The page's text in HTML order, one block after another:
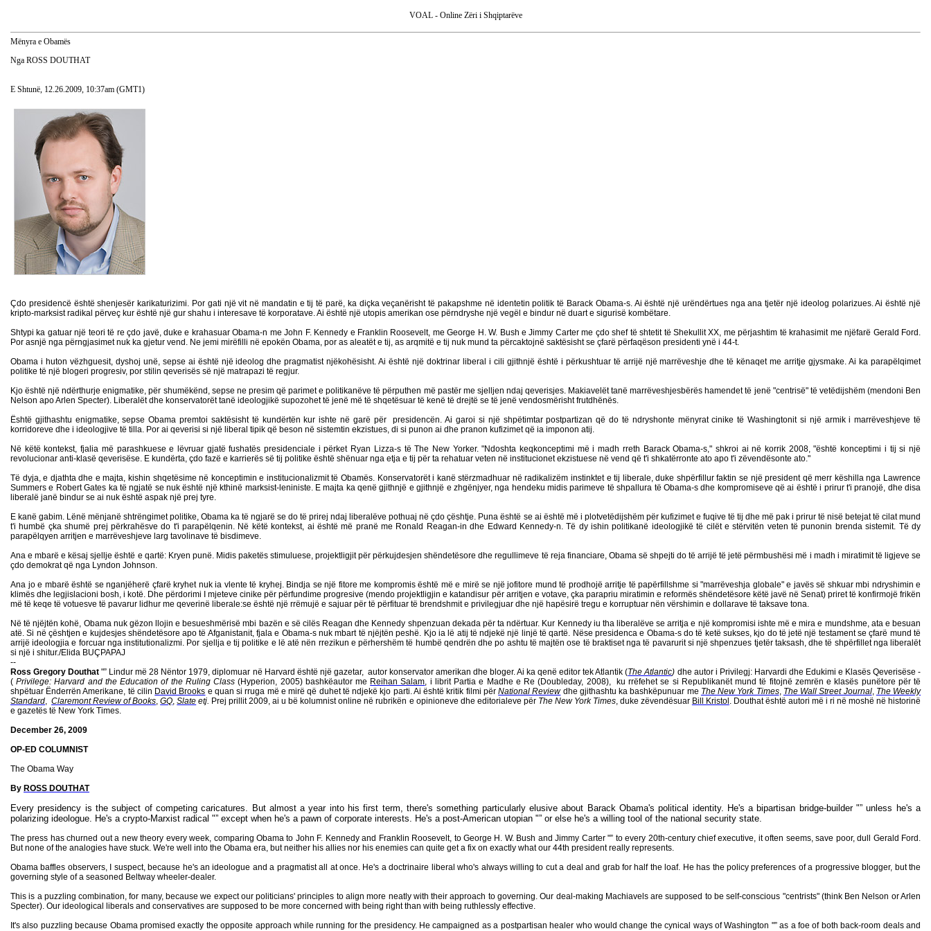
VOAL - Online Zëri i Shqiptarëve
Mënyra e Obamës
Nga ROSS DOUTHAT
E Shtunë, 12.26.2009, 10:37am (GMT1)
Çdo presidencë është shenjesër karikaturizimi. Por gati një vit në mandatin e tij të parë, ka diçka veçanërisht të pakapshme në identetin politik të Barack Obama-s. Ai është një urëndërtues nga ana tjetër një ideolog polarizues. Ai është një
kripto-marksist radikal përveç kur është një gur shahu i interesave të korporatave. Ai është një utopis amerikan ose përndryshe një vegël e bindur në duart e sigurisë kombëtare.
Shtypi ka gatuar një teori të re çdo javë, duke e krahasuar Obama-n me John F. Kennedy e Franklin Roosevelt, me George H. W. Bush e Jimmy Carter me çdo shef të shtetit të Shekullit XX, me përjashtim të krahasimit me njëfarë Gerald Ford.
Por asnjë nga përngjasimet nuk ka gjetur vend. Ne jemi mirëfilli në epokën Obama, por as aleatët e tij, as arqmitë e tij nuk mund ta përcaktojnë saktësisht se çfarë përfaqëson presidenti ynë i 44-t.
Obama i huton vëzhguesit, dyshoj unë, sepse ai është një ideolog dhe pragmatist njëkohësisht. Ai është një doktrinar liberal i cili gjithnjë është i përkushtuar të arrijë një marrëveshje dhe të kënaqet me arritje gjysmake. Ai ka parapëlqimet
politike të një blogeri progresiv, por stilin qeverisës së një matrapazi të regjur.
Kjo është një ndërthurje enigmatike, për shumëkënd, sepse ne presim që parimet e politikanëve të përputhen më pastër me sjelljen ndaj qeverisjes. Makiavelët tanë marrëveshjesbërës hamendet të jenë "centrisë" të vetëdijshëm (mendoni Ben
Nelson apo Arlen Specter). Liberalët dhe konservatorët tanë ideologjikë supozohet të jenë më të shqetësuar të kenë të drejtë se të jenë vendosmërisht frutdhënës.
Është gjithashtu enigmatike, sepse Obama premtoi saktësisht të kundërtën kur ishte në garë për
presidencën. Ai garoi si një shpëtimtar postpartizan që do të ndryshonte mënyrat cinike të Washingtonit si një armik i marrëveshjeve të
korridoreve dhe i ideologjive të tilla. Por ai qeverisi si një liberal tipik që beson në sistemtin ekzistues, di si punon ai dhe pranon kufizimet që ia imponon atij.
Në këtë kontekst, fjalia më parashkuese e lëvruar gjatë fushatës presidenciale i përket Ryan Lizza-s të The New Yorker. "Ndoshta keqkonceptimi më i madh rreth Barack Obama-s," shkroi ai në korrik 2008, "është konceptimi i tij si një
revolucionar anti-klasë qeverisëse. E kundërta, çdo fazë e karrierës së tij politike është shënuar nga etja e tij për ta rehatuar veten në institucionet ekzistuese në vend që t'i shkatërronte ato apo t'i zëvendësonte ato."
Të dyja, e djathta dhe e majta, kishin shqetësime në konceptimin e institucionalizmit të Obamës. Konservatorët i kanë stërzmadhuar në radikalizëm instinktet e tij liberale, duke shpërfillur faktin se një president që merr këshilla nga Lawrence
Summers e Robert Gates ka të ngjatë se nuk është një kthinë marksist-leniniste. E majta ka qenë gjithnjë e gjithnjë e zhgënjyer, nga hendeku midis parimeve të shpallura të Obama-s dhe kompromiseve që ai është i prirur t'i pranojë, dhe disa
liberalë janë bindur se ai nuk është aspak një prej tyre.
E kanë gabim. Lënë mënjanë shtrëngimet politike, Obama ka të ngjarë se do të prirej ndaj liberalëve pothuaj në çdo çështje. Puna është se ai është më i plotvetëdijshëm për kufizimet e fuqive të tij dhe më pak i prirur të nisë betejat të cilat mund
t'i humbë çka shumë prej përkrahësve do t'i parapëlqenin. Në këtë kontekst, ai është më pranë me Ronald Reagan-in dhe Edward Kennedy-n. Të dy ishin politikanë ideologjikë të cilët e stërvitën veten të punonin brenda sistemit. Të dy
parapëlqyen arritjen e marrëveshjeve larg tavolinave të bisdimeve.
Ana e mbarë e kësaj sjellje është e qartë: Kryen punë. Midis paketës stimuluese, projektligjit për përkujdesjen shëndetësore dhe regullimeve të reja financiare, Obama së shpejti do të arrijë të jetë përmbushësi më i madh i miratimit të ligjeve se
çdo demokrat që nga Lyndon Johnson.
Ana jo e mbarë është se nganjëherë çfarë kryhet nuk ia vlente të kryhej. Bindja se një fitore me kompromis është më e mirë se një jofitore mund të prodhojë arritje të papërfillshme si "marrëveshja globale" e javës së shkuar mbi ndryshimin e
klimës dhe legjislacioni bosh, i kotë. Dhe përdorimi I mjeteve cinike për përfundime progresive (mendo projektligjin e katandisur për arritjen e votave, çka parapriu miratimin e reformës shëndetësore këtë javë në Senat) priret të konfirmojë frikën
më të keqe të votuesve të pavarur lidhur me qeverinë liberale:se është një rrëmujë e sajuar për të përfituar të brendshmit e privilegjuar dhe një hapësirë tregu e korruptuar nën vërshimin e dollarave të taksave tona.
Në të njëjtën kohë, Obama nuk gëzon llojin e besueshmërisë mbi bazën e së cilës Reagan dhe Kennedy shpenzuan dekada për ta ndërtuar. Kur Kennedy iu tha liberalëve se arritja e një kompromisi ishte më e mira e mundshme, ata e besuan
atë. Si në çështjen e kujdesjes shëndetësore apo të Afganistanit, fjala e Obama-s nuk mbart të njëjtën peshë. Kjo ia lë atij të ndjekë një linjë të qartë. Nëse presidenca e Obama-s do të ketë sukses, kjo do të jetë një testament se çfarë mund të
arrijë ideologjia e forcuar nga institutionalizmi. Por sjellja e tij politike e lë atë nën rrezikun e përhershëm të humbë qendrën dhe po ashtu të majtën ose të braktiset nga të pavarurit si një shpenzues tjetër taksash, dhe të shpërfillet nga liberalët
si një i shitur./Elida BUÇPAPAJ
--
Ross Gregory Douthat "” Lindur më 28 Nëntor 1979, diplomuar në Harvard është një gazetar, autor konservator amerikan dhe bloger. Ai ka qenë editor tek Atlantik (The Atlantic) dhe autor i Privilegj: Harvardi dhe Edukimi e Klasës Qeverisëse -
(Privilege: Harvard and the Education of the Ruling Class (Hyperion, 2005) bashkëautor me Reihan Salam, i librit Partia e Madhe e Re (Doubleday, 2008),
ku rrëfehet se si Republikanët mund të fitojnë zemrën e klasës punëtore për të
shpëtuar Ënderrën Amerikane, të cilin David Brooks e quan si rruga më e mirë që duhet të ndjekë kjo parti. Ai është kritik filmi përNational Reviewdhe gjithashtu ka bashkëpunuar me The New York Times, The Wall Street Journal, The Weekly
Standard, Claremont Review of Books,GQ,Slate etj. Prej prillit 2009, ai u bë kolumnist online në rubrikën e opinioneve dhe editorialeve për The New York Times, duke zëvendësuar Bill Kristol . Douthat është autori më i ri në moshë në historinë
e gazetës të New York Times.
December 26, 2009
OP-ED COLUMNIST
The Obama Way
By ROSS DOUTHAT
Every presidency is the subject of competing caricatures. But almost a year into his first term, there's something particularly elusive about Barack Obama's political identity. He's a bipartisan bridge-builder "” unless he's a
polarizing ideologue. He's a crypto-Marxist radical "” except when he's a pawn of corporate interests. He's a post-American utopian "” or else he's a willing tool of the national security state.
The press has churned out a new theory every week, comparing Obama to John F. Kennedy and Franklin Roosevelt, to George H. W. Bush and Jimmy Carter "” to every 20th-century chief executive, it often seems, save poor, dull Gerald Ford.
But none of the analogies have stuck. We're well into the Obama era, but neither his allies nor his enemies can quite get a fix on exactly what our 44th president really represents.
Obama baffles observers, I suspect, because he's an ideologue and a pragmatist all at once. He's a doctrinaire liberal who's always willing to cut a deal and grab for half the loaf. He has the policy preferences of a progressive blogger, but the
governing style of a seasoned Beltway wheeler-dealer.
This is a puzzling combination, for many, because we expect our politicians' principles to align more neatly with their approach to governing. Our deal-making Machiavels are supposed to be self-conscious "centrists" (think Ben Nelson or Arlen
Specter). Our ideological liberals and conservatives are supposed to be more concerned with being right than with being ruthlessly effective.
It's also puzzling because Obama promised exactly the opposite approach while running for the presidency. He campaigned as a postpartisan healer who would change the cynical ways of Washington "” as a foe of both back-room deals and